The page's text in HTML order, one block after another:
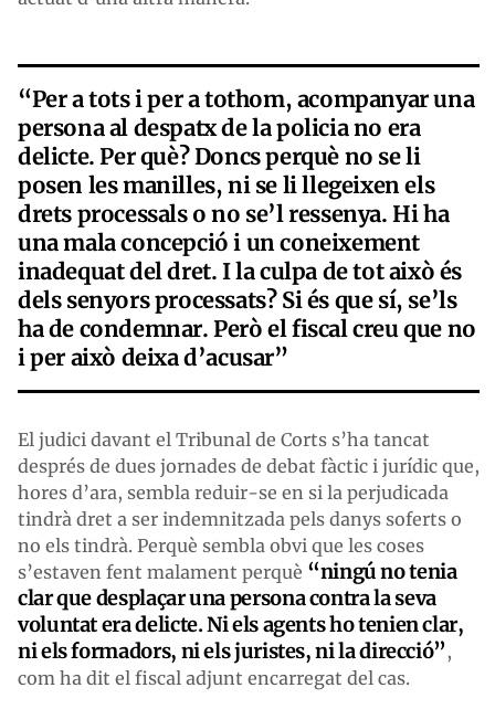
“Per a tots i per a tothom, acompanyar una
persona al despatx de la policia no era
delicte. Per què? Doncs perquè no se li
posen les manilles, ni se li llegeixen els
drets processals o no se’l ressenya. Hi ha
una mala concepció i un coneixement
inadequat del dret. I la culpa de tot això és
dels senyors processats? Si és que sí, se’ls
ha de condemnar. Però el fiscal creu que no
i per això deixa d’acusar”
El judici davant el Tribunal de Corts s’ha tancat
després de dues jornades de debat fàctic i jurídic que,
hores d’ara, sembla reduir-se en si la perjudicada
tindrà dret a ser indemnitzada pels danys soferts o
no els tindrà. Perquè sembla obvi que les coses
s’estaven fent malament perquè “ningú no tenia
clar que desplaçar una persona contra la seva
voluntat era delicte. Ni els agents ho tenien clar,
ni els formadors, ni els juristes, ni la direcció”,
com ha dit el fiscal adjunt encarregat del cas.